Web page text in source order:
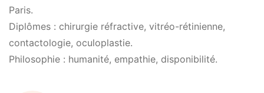
Paris.
Diplômes : chirurgie réfractive, vitréo-rétinienne,
contactologie, oculoplastie.
Philosophie : humanité, empathie, disponibilité.